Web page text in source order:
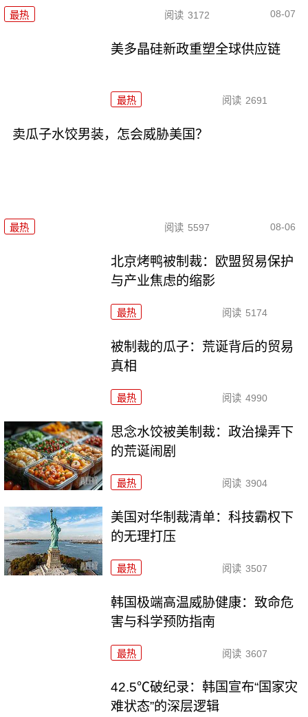
最热 阅读 3172 08-07
美多晶硅新政重塑全球供应链
最热 阅读 2691
卖瓜子水饺男装，怎会威胁美国？
最热 阅读 5597 08-06
北京烤鸭被制裁：欧盟贸易保护
与产业焦虑的缩影
最热 阅读 5174
被制裁的瓜子：荒诞背后的贸易
真相
最热 阅读 4990
思念水饺被美制裁：政治操弄下
的荒诞闹剧
最热 阅读 3904
美国对华制裁清单：科技霸权下
的无理打压
最热 阅读 3507
韩国极端高温威胁健康：致命危
害与科学预防指南
最热 阅读 3607
42.5℃破纪录：韩国宣布“国家灾
难状态”的深层逻辑